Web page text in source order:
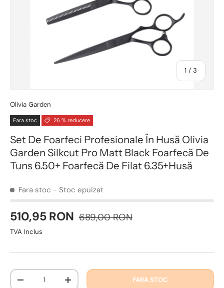
1 / 3
Olivia Garden
Fara stoc 26 % reducere
Set De Foarfeci Profesionale În Husă Olivia
Garden Silkcut Pro Matt Black Foarfecă De
Tuns 6.50+ Foarfecă De Filat 6.35+Husă
Fara stoc - Stoc epuizat
510,95 RON 689,00 RON
TVA Inclus
Cantitate
-
+ FARA STOC